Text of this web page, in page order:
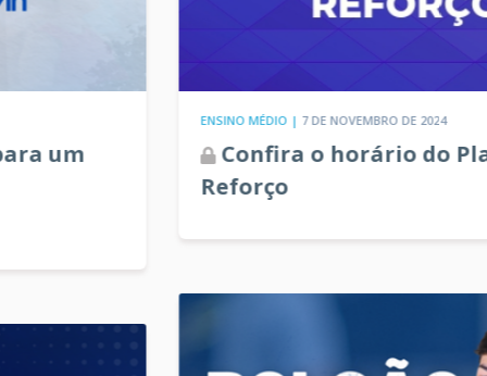
7 DE NOVEMBRO DE 2024
Confira o horário do Plantão de